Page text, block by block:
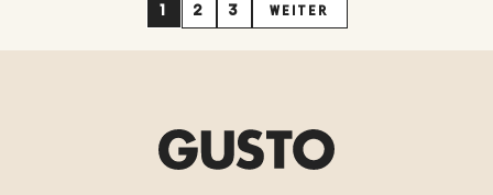
1 2 3 WEITER